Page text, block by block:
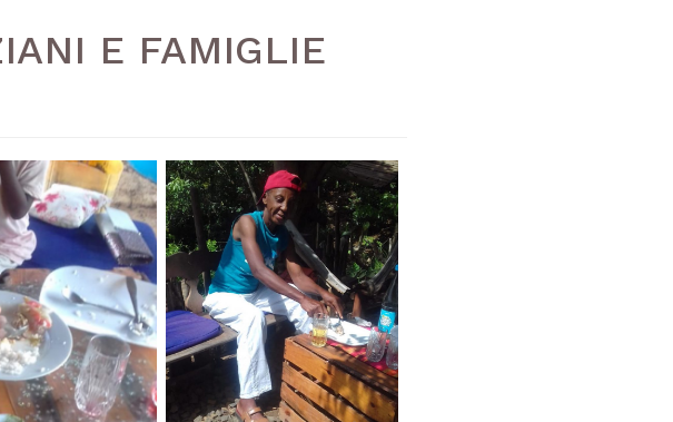
E FAMIGLIE